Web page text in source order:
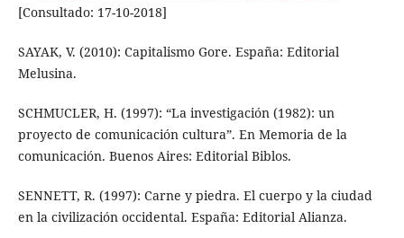
[Consultado: 17-10-2018]
SAYAK, V. (2010): Capitalismo Gore. España: Editorial
Melusina.
SCHMUCLER, H. (1997): “La investigación (1982): un
proyecto de comunicación cultura”. En Memoria de la
comunicación. Buenos Aires: Editorial Biblos.
SENNETT, R. (1997): Carne y piedra. El cuerpo y la ciudad
en la civilización occidental. España: Editorial Alianza.